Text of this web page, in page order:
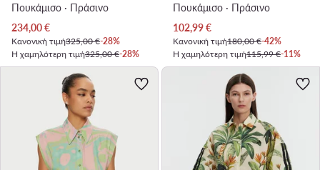
Πουκάμισο · Πράσινο
Τρέχουσα τιμή
234,00€
Κανονική τιμή325,00 €-28%
Η χαμηλότερη τιμή325,00 €-28%
Πουκάμισο · Πράσινο
Τρέχουσα τιμή
102,99€
Κανονική τιμή180,00 €-42%
Η χαμηλότερη τιμή115,99 €-11%